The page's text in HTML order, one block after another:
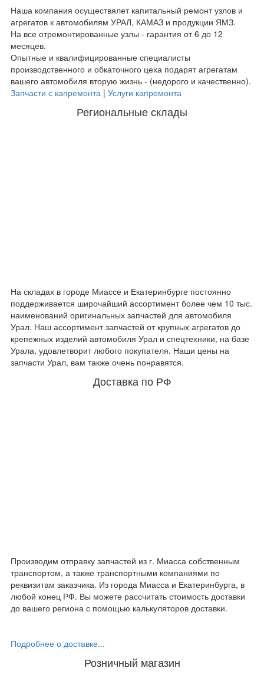
Наша компания осуществялет капитальный ремонт узлов и
агрегатов к автомобилям УРАЛ, КАМАЗ и продукции ЯМЗ.
На все отремонтированные узлы - гарантия от 6 до 12
месяцев.
Опытные и квалифицированные специалисты
производственного и обкаточного цеха подарят агрегатам
вашего автомобиля вторую жизнь - (недорого и качественно).
Запчасти с капремонта | Услуги капремонта
Региональные склады
На складах в городе Миассе и Екатеринбурге постоянно
поддерживается широчайший ассортимент более чем 10 тыс.
наименований оригинальных запчастей для автомобиля
Урал. Наш ассортимент запчастей от крупных агрегатов до
крепежных изделий автомобиля Урал и спецтехники, на базе
Урала, удовлетворит любого покупателя. Наши цены на
запчасти Урал, вам также очень понравятся.
Доставка по РФ
Производим отправку запчастей из г. Миасса собственным
транспортом, а также транспортными компаниями по
реквизитам заказчика. Из города Миасса и Екатеринбурга, в
любой конец РФ. Вы можете рассчитать стоимость доставки
до вашего региона с помощью калькуляторов доставки.
Подробнее о доставке...
Розничный магазин